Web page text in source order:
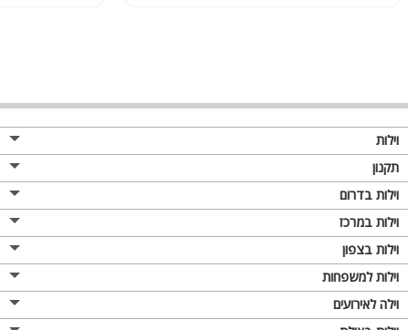
וילות
תקנון
וילות בדרום
וילות במרכז
וילות בצפון
וילות למשפחות
וילה לאירועים